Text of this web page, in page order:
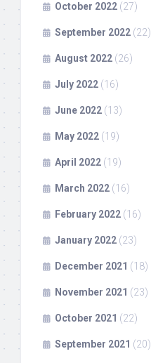
October 2022 (27)
September 2022 (22)
August 2022 (26)
July 2022 (16)
June 2022 (13)
May 2022 (19)
April 2022 (19)
March 2022 (16)
February 2022 (16)
January 2022 (23)
December 2021 (18)
November 2021 (23)
October 2021 (22)
September 2021 (20)